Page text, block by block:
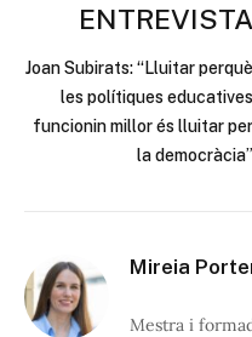
ENTREVISTA
Joan Subirats: “Lluitar perquè
les polítiques educatives
funcionin millor és lluitar per
la democràcia”
Mireia
Mestra i